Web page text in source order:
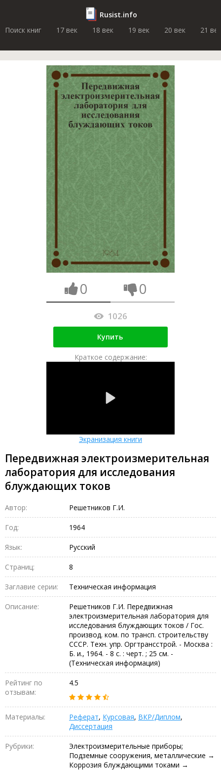
Rusist.info
Поиск книг
17 век 18 век 19 век 20 век 21 век
0 0
1026
Купить
Краткое содержание:
Экранизация книги
Передвижная электроизмерительная
лаборатория для исследования
блуждающих токов
Автор: Решетников Г.И.
Год: 1964
Язык: Русский
Страниц: 8
Заглавие серии: Техническая информация
Описание:
Решетников Г.И. Передвижная
электроизмерительная лаборатория для
исследования блуждающих токов / Гос.
производ. ком. по трансп. строительству
СССР. Техн. упр. Оргтрансстрой. - Москва :
Б. и., 1964. - 8 с. : черт. ; 25 см. -
(Техническая информация)
Рейтинг по
отзывам:
4.5
Материалы: Реферат, Курсовая, ВКР/Диплом,
Диссертация
Рубрики:
Электроизмерительные приборы;
Подземные сооружения, металлические →
Коррозия блуждающими токами →